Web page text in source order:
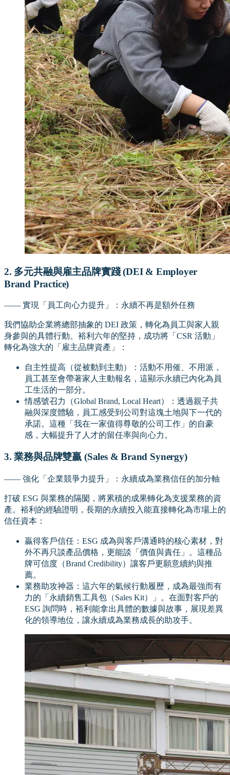
2. 多元共融與雇主品牌實踐 (DEI & Employer
Brand Practice)
—— 實現「員工向心力提升」：永續不再是額外任務
我們協助企業將總部抽象的 DEI 政策，轉化為員工與家人親
身參與的具體行動。裕利六年的堅持，成功將「CSR 活動」
轉化為強大的「雇主品牌資產」：
自主性提高（從被動到主動）：活動不用催、不用派，
員工甚至會帶著家人主動報名，這顯示永續已內化為員
工生活的一部分。
情感號召力（Global Brand, Local Heart）：透過親子共
融與深度體驗，員工感受到公司對這塊土地與下一代的
承諾。這種「我在一家值得尊敬的公司工作」的自豪
感，大幅提升了人才的留任率與向心力。
3. 業務與品牌雙贏 (Sales & Brand Synergy)
—— 強化「企業競爭力提升」：永續成為業務信任的加分軸
打破 ESG 與業務的隔閡，將累積的成果轉化為支援業務的資
產。裕利的經驗證明，長期的永續投入能直接轉化為市場上的
信任資本：
贏得客戶信任：ESG 成為與客戶溝通時的核心素材，對
外不再只談產品價格，更能談「價值與責任」。這種品
牌可信度（Brand Credibility）讓客戶更願意續約與推
薦。
業務助攻神器：這六年的氣候行動履歷，成為最強而有
力的「永續銷售工具包（Sales Kit）」。在面對客戶的
ESG 詢問時，裕利能拿出具體的數據與故事，展現差異
化的領導地位，讓永續成為業務成長的助攻手。